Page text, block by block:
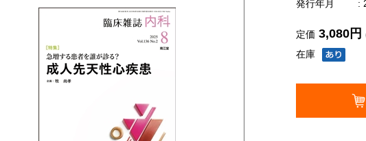
発行年月 :
在庫
定価 3,080円